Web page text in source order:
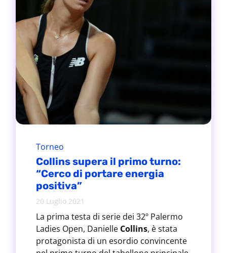
Torneo
Collins supera il primo turno:
“Cerco di portare energia
positiva”
20 Luglio 2021
La prima testa di serie dei 32º Palermo
Ladies Open, Danielle Collins, è stata
protagonista di un esordio convincente